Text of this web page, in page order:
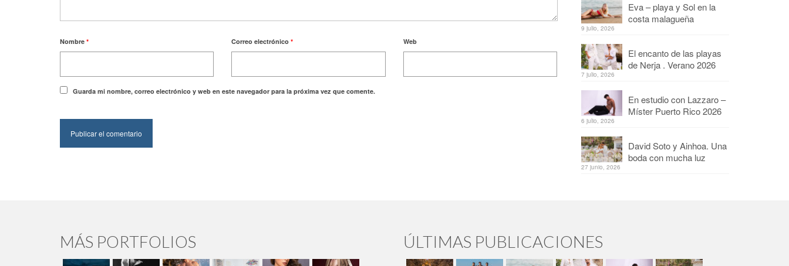
Nombre * Correo electrónico* Web
Guarda mi nombre, correo electrónico y web en este navegador para la próxima vez que comente.
Eva – playa y Sol en la
costa malagueña
9 julio, 2026
El encanto de las playas
de Nerja . Verano 2026
7 julio, 2026
En estudio con Lazzaro –
Míster Puerto Rico 2026
6 julio, 2026
David Soto y Ainhoa. Una
boda con mucha luz
27 junio, 2026
MÁS PORTFOLIOS ÚLTIMAS PUBLICACIONES